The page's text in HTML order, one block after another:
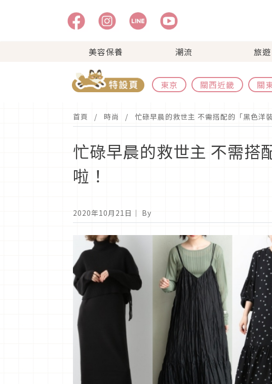
美容保養 潮流 旅遊
東京 關西近畿 關
首頁 時尚 忙碌早晨的救世主 不需搭配的「黑色洋
忙碌早晨的救世主 不需搭
啦！
2020年10月21日 ｜ By